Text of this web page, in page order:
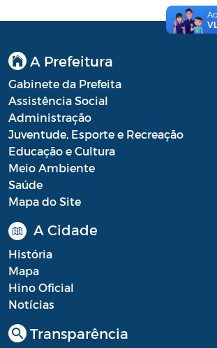
Conselho Municipal do
Sustentável Rural e
Conselho Municipal do Meio
Conselho Municipal dos
Criança e do Adolescente de
A Prefeitura
Gabinete da Prefeita
Assistência Social
Administração
Juventude, Esporte e Recreação
Educação e Cultura
Meio Ambiente
Saúde
Mapa do Site
A Cidade
História
Mapa
Hino Oficial
Notícias
Transparência